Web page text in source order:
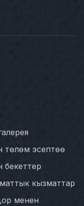
төлөм эсептөө
бекеттер
кызматтар
менен